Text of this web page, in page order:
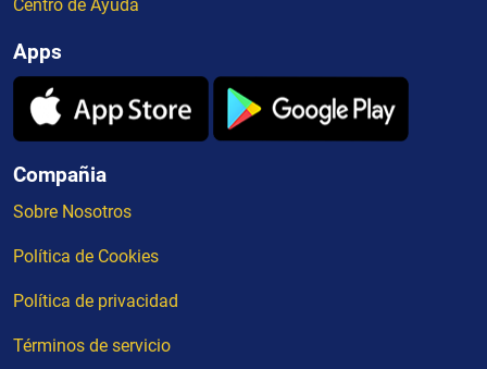
Centro de Ayuda
Apps
Compañia
Sobre Nosotros
Política de Cookies
Política de privacidad
Términos de servicio